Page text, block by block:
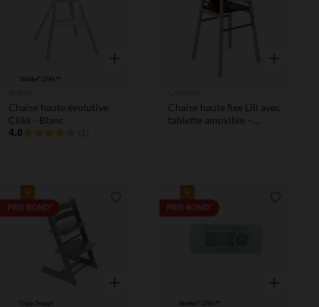
Aperçu rapide
Chaise haute évolutive
Clikk - Blanc
4.0
Aperçu
Chaise haute fixe Lili avec
tablette amovible –
PRIX ROND* Liste de souhaits
Aperçu rapide
PRIX ROND*
Aperçu